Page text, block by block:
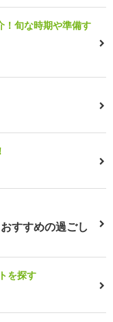
！旬な時期や準備す
すすめの過ごし
を探す